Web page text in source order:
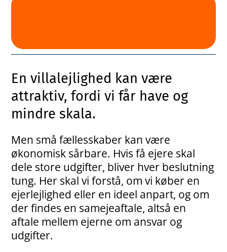
En villalejlighed kan være
attraktiv, fordi vi får have og
mindre skala.
Men små fællesskaber kan være
økonomisk sårbare. Hvis få ejere skal
dele store udgifter, bliver hver beslutning
tung. Her skal vi forstå, om vi køber en
ejerlejlighed eller en ideel anpart, og om
der findes en samejeaftale, altså en
aftale mellem ejerne om ansvar og
udgifter.